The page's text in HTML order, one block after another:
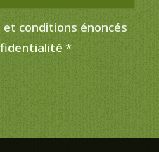
conditions énoncés
*